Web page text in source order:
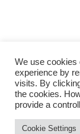
© 2014
We use cookies
experience by
visits. By
the cookies.
provide a
Cookie Settings